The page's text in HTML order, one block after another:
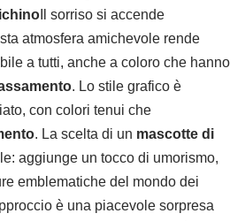
Il sorriso si accende
atmosfera amichevole rende
a tutti, anche a coloro che hanno
. Lo stile grafico è
con colori tenui che
. La scelta di un mascotte di
aggiunge un tocco di umorismo,
emblematiche del mondo dei
è una piacevole sorpresa